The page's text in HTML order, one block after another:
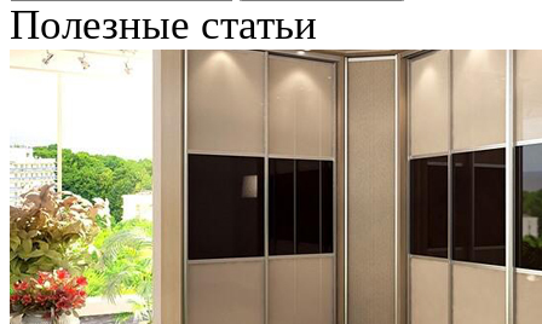
Полезные статьи